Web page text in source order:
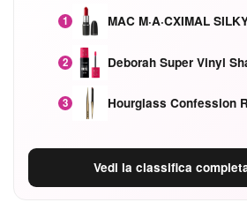
1
2 Deborah Super Vinyl
3
Vedi la classifica